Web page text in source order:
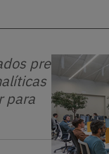
pre
para